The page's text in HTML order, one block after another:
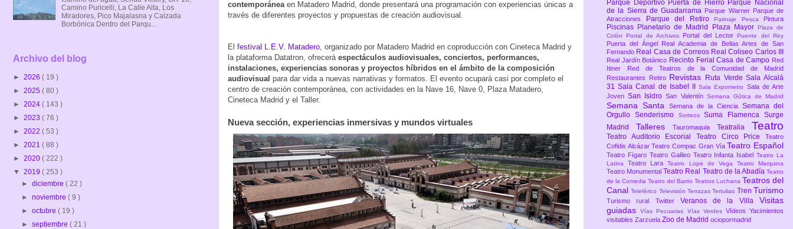
contemporánea en Matadero Madrid, donde presentará una programación con experiencias únicas a
través de diferentes proyectos y propuestas de creación audiovisual.
El festival L.E.V. Matadero , organizado por Matadero Madrid en coproducción con Cineteca Madrid y
la plataforma Datatron, ofrecerá espectáculos audiovisuales, conciertos, performances,
instalaciones, experiencias sonoras y proyectos híbridos en el ámbito de la composición
audiovisual para dar vida a nuevas narrativas y formatos. El evento ocupará casi por completo el
centro de creación contemporánea, con actividades en la Nave 16, Nave 0, Plaza Matadero,
Cineteca Madrid y el Taller.
Nueva sección, experiencias inmersivas y mundos virtuales
Camino Puricelli, La Calle Alta, Los
Miradores, Pico Majalasna y Calzada
Borbónica Dentro del Parqu...
Archivo del blog
► 2026 ( 19 )
► 2025 ( 80 )
► 2024 ( 143 )
► 2023 ( 76 )
► 2022 ( 53 )
► 2021 ( 88 )
► 2020 ( 222 )
▼ 2019 ( 253 )
►diciembre( 22 )
►noviembre( 9 )
►octubre( 19 )
►septiembre( 21 )
Parque Deportivo Puerta de Hierro Parque Nacional
de la Sierra de Guadarrama Parque Warner Parque de
Atracciones
Parque del Retiro Patinaje Pesca Pintura
Piscinas Planetario de Madrid Plaza Mayor
Plaza de
Colón Portal de Archivos Portal del LectorPuente del Rey
Puerta del Ángel
Real Academia de Bellas Artes de San
Fernando Real Casa de Correos Real Coliseo Carlos III
Real Jardín Botánico Recinto Ferial Casa de Campo Red
Itiner
Red de Teatros de la Comunidad de Madrid
Restaurantes
Retiro Revistas Ruta VerdeSala Alcalá
31Sala Canal de Isabel IISala Expometro Sala de Arte
JovenSan IsidroSan Valentín Semana Gótica de Madrid
Semana Santa Semana de la Ciencia Semana del
Orgullo Senderismo SorteosSuma FlamencaSurge
Madrid Talleres Tauromaquia Teatralia Teatro
Teatro Auditorio Escorial Teatro Circo Price Teatro
Cofidis AlcázarTeatro Compac Gran Vía Teatro Español
Teatro Fígaro Teatro Galileo Teatro Infanta IsabelTeatro La
Latina Teatro LaraTeatro Lope de Vega Teatro Marquina
Teatro Monumental Teatro Real Teatro de la Abadía Teatro
de la Comedia Teatro del Barrio Teatros Luchana Teatros del
CanalTeleférico TelevisiónTerrazasTertulias Tren Turismo
Turismo rural Twitter Veranos de la VillaVisitas
guiadasVías Pecuarias Vías Verdes VídeosYacimientos
visitables Zarzuela Zoo de Madrid ociopormadrid